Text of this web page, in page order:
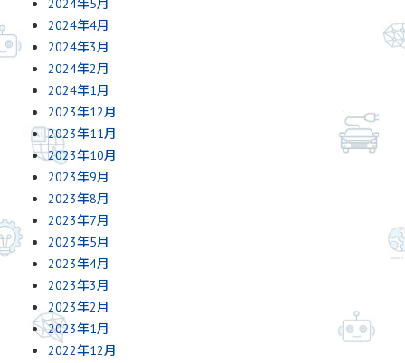
2024年5月
2024年4月
2024年3月
2024年2月
2024年1月
2023年12月
2023年11月
2023年10月
2023年9月
2023年8月
2023年7月
2023年5月
2023年4月
2023年3月
2023年2月
2023年1月
2022年12月